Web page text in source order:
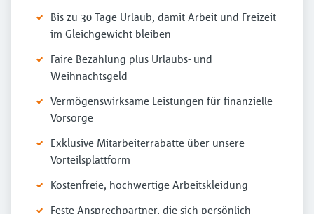
Bis zu 30 Tage Urlaub, damit Arbeit und Freizeit
im Gleichgewicht bleiben
Faire Bezahlung plus Urlaubs- und
Weihnachtsgeld
Vermögenswirksame Leistungen für finanzielle
Vorsorge
Exklusive Mitarbeiterrabatte über unsere
Vorteilsplattform
Kostenfreie, hochwertige Arbeitskleidung
Feste Ansprechpartner, die sich persönlich